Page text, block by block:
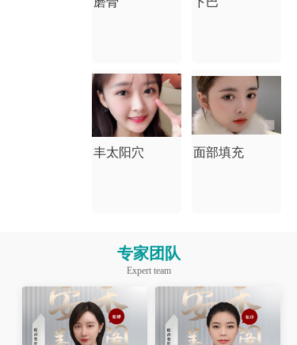
丰太阳穴 面部填充
专家团队
Expert team